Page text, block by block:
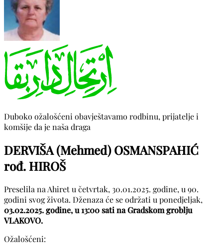
Duboko ožalošćeni obavještavamo rodbinu, prijatelje i
komšije da je naša draga
DERVIŠA (Mehmed) OSMANSPAHIĆ
rođ. HIROŠ
Preselila na Ahiret u četvrtak, 30.01.2025. godine, u 90.
godini svog života. Dženaza će se održati u ponedjeljak,
03.02.2025. godine, u 13:00 sati na Gradskom groblju
VLAKOVO.
Ožalošćeni: